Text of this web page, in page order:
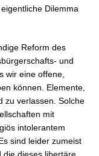
Dilemma
Reform des
und
wir eine offene,
können. Elemente,
zu verlassen. Solche
mit
intolerantem
sind leider zumeist